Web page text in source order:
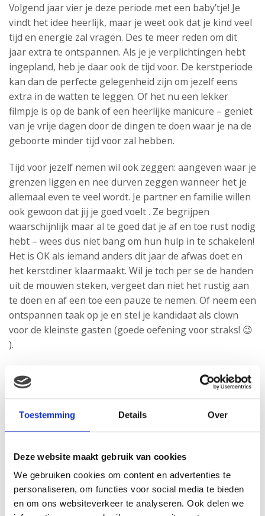
Toestemming Details Over
Deze website maakt gebruik van cookies
We gebruiken cookies om content en advertenties te
personaliseren, om functies voor social media te bieden
en om ons websiteverkeer te analyseren. Ook delen we
Volgend jaar vier je deze periode met een baby’tje! Je
vindt het idee heerlijk, maar je weet ook dat je kind veel
tijd en energie zal vragen. Des te meer reden om dit
jaar extra te ontspannen. Als je je verplichtingen hebt
ingepland, heb je daar ook de tijd voor. De kerstperiode
kan dan de perfecte gelegenheid zijn om jezelf eens
extra in de watten te leggen. Of het nu een lekker
filmpje is op de bank of een heerlijke manicure – geniet
van je vrije dagen door de dingen te doen waar je na de
geboorte minder tijd voor zal hebben.
Tijd voor jezelf nemen wil ook zeggen: aangeven waar je
grenzen liggen en nee durven zeggen wanneer het je
allemaal even te veel wordt. Je partner en familie willen
ook gewoon dat jij je goed voelt . Ze begrijpen
waarschijnlijk maar al te goed dat je af en toe rust nodig
hebt – wees dus niet bang om hun hulp in te schakelen!
Het is OK als iemand anders dit jaar de afwas doet en
het kerstdiner klaarmaakt. Wil je toch per se de handen
uit de mouwen steken, vergeet dan niet het rustig aan
te doen en af een toe een pauze te nemen. Of neem een
ontspannen taak op je en stel je kandidaat als clown
voor de kleinste gasten (goede oefening voor straks! 😉
).
En het belangrijkste…
Je hebt je cadeautjes tijdig ingepakt en de hulp van je
achterover te leunen en te genieten van het eten en
naast alcohol, ook bepaalde voedingswaren
je wel gewoon mag eten. Relax and… enjoy!